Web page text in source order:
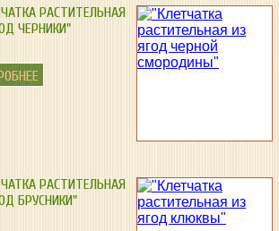
РАСТИТЕЛЬНАЯ
ЧЕРНИКИ"
РАСТИТЕЛЬНАЯ
БРУСНИКИ"